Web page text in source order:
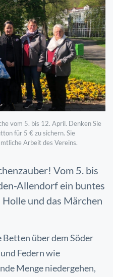
vom 5. bis 12. April. Denken Sie
für 5 € zu sichern. Sie
Arbeit des Vereins.
Vom 5. bis
Allendorf ein buntes
und das Märchen
über dem Söder
Federn wie
Menge niedergehen,